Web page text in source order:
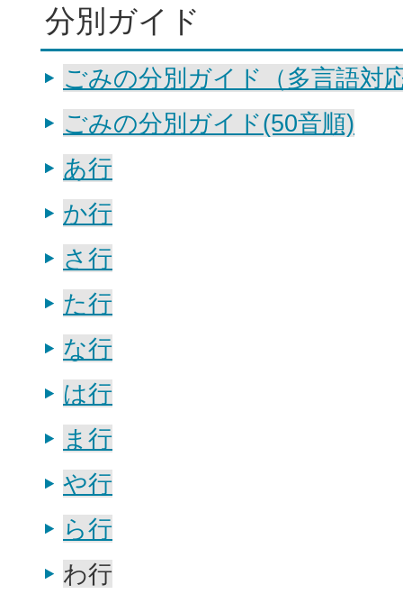
分別ガイド
ごみの分別ガイド（多言語対
ごみの分別ガイド(50音順)
あ行
か行
さ行
た行
な行
は行
ま行
や行
ら行
わ行